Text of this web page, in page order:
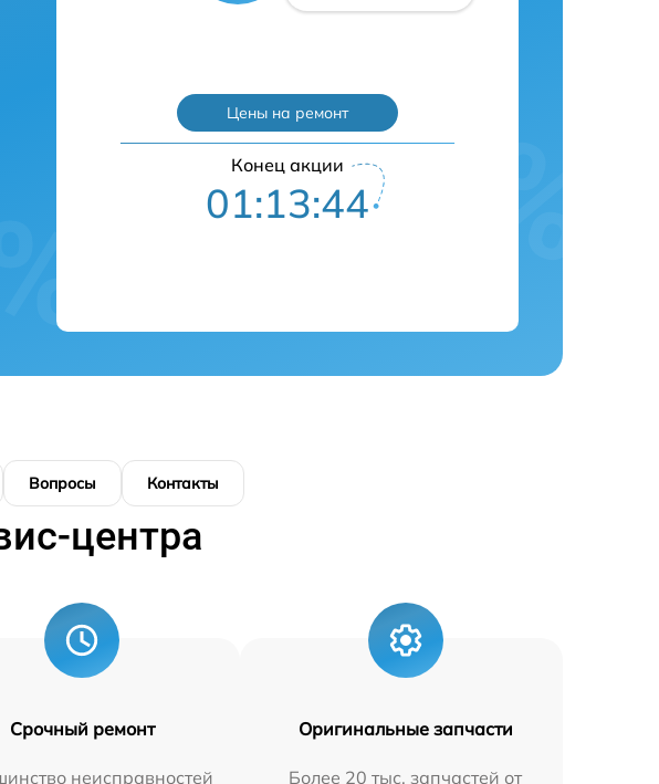
Цены на ремонт
Конец акции
01:13:43
Вопросы Контакты
центра
Срочный ремонт
неисправностей
Оригинальные запчасти
Более 20 тыс. запчастей от